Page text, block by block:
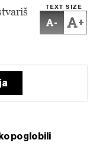
TEXT SIZE
- +
poglobili